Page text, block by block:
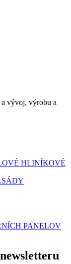
vývoj, výrobu a
HLINÍKOVÉ
PANELOV